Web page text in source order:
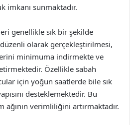
imkanı sunmaktadır.
genellikle sık bir şekilde
olarak gerçekleştirilmesi,
minimuma indirmekte ve
Özellikle sabah
için yoğun saatlerde bile sık
desteklemektedir. Bu
ağının verimliliğini artırmaktadır.